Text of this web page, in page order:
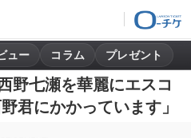
ュー コラム プレゼント
野七瀬を華麗にエスコ
君にかかっています」